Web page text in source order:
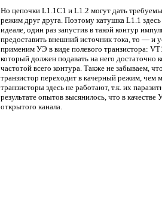
Но цепочки L1.1C1 и L1.2 могут дать
режим друг друга. Поэтому катушка L1.1
идеале, один раз запустив в такой контур
предоставить внешний источник тока, то — и
применим УЭ в виде полевого транзистора:
который должен подавать на него достаточно
частотой всего контура. Также не забываем,
транзистор переходит в качерный режим, чем
транзисторы здесь не работают, т.к. их
результате опытов высянилось, что в
открытого канала.